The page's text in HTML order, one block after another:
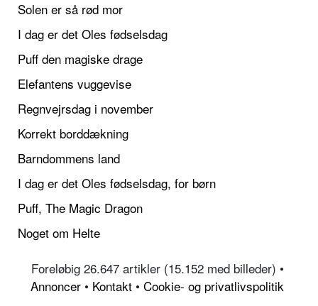
Solen er så rød mor
I dag er det Oles fødselsdag
Puff den magiske drage
Elefantens vuggevise
Regnvejrsdag i november
Korrekt borddækning
Barndommens land
I dag er det Oles fødselsdag, for børn
Puff, The Magic Dragon
Noget om Helte
Foreløbig 26.647 artikler (15.152 med billeder) •
Annoncer • Kontakt • Cookie- og privatlivspolitik